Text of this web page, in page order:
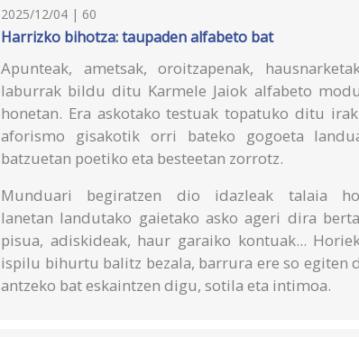
2025/12/04 | 60
Harrizko bihotza: taupaden alfabeto bat
Apunteak, ametsak, oroitzapenak,
laburrak bildu ditu Karmele Jaiok alfabeto
honetan. Era askotako testuak topatuko ditu
aforismo gisakotik orri bateko gogoeta
batzuetan poetiko eta besteetan zorrotz.
Munduari begiratzen dio idazleak talaia
lanetan landutako gaietako asko ageri dira
pisua, adiskideak, haur garaiko kontuak...
ispilu bihurtu balitz bezala, barrura ere so egiten
antzeko bat eskaintzen digu, sotila eta intimoa.